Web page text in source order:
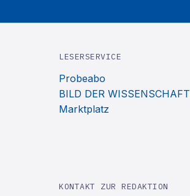
LESERSERVICE
Probeabo
BILD DER WISSENSCHAFT
Marktplatz
KONTAKT ZUR REDAKTION